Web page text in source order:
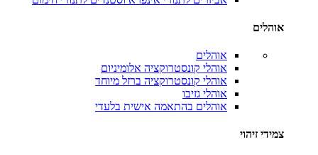
אוהלים
אוהלים
אוהלי קונסטרוקציה אלומיניום
אוהלי קונסטרוקציה ברזל מיוחד
אוהלי גזיבו
אוהלים בהתאמה אישית בלעדי
צמידי זיהוי